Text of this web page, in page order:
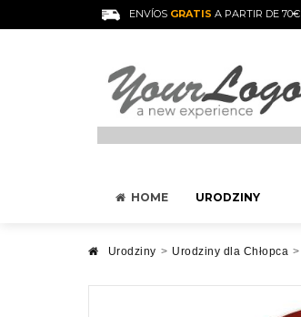
ENVÍOS GRATIS A PARTIR DE 70€
HOME URODZINY
Urodziny > Urodziny dla Chłopca >